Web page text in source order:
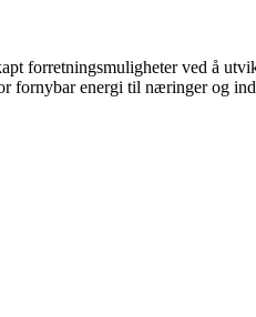
forretningsmuligheter ved å
energi til næringer og